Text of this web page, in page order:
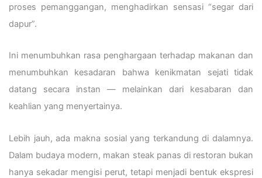
proses pemanggangan, menghadirkan sensasi “segar dari
dapur”.
Ini menumbuhkan rasa penghargaan terhadap makanan dan
menumbuhkan kesadaran bahwa kenikmatan sejati tidak
datang secara instan — melainkan dari kesabaran dan
keahlian yang menyertainya.
Lebih jauh, ada makna sosial yang terkandung di dalamnya.
Dalam budaya modern, makan steak panas di restoran bukan
hanya sekadar mengisi perut, tetapi menjadi bentuk ekspresi